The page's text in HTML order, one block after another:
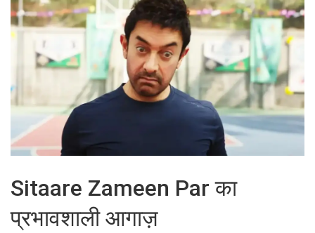
Sitaare Zameen Par का
प्रभावशाली आगाज़